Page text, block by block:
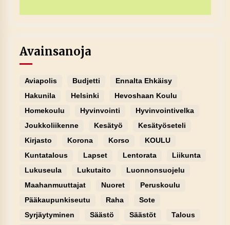
Avainsanoja
Aviapolis Budjetti
Ennalta Ehkäisy
Hakunila
Helsinki
Hevoshaan Koulu
Homekoulu
Hyvinvointi
Hyvinvointivelka
Joukkoliikenne
Kesätyö
Kesätyöseteli
Kirjasto
Korona Korso
KOULU
Kuntatalous
Lapset Lentorata
Liikunta
Lukuseula
Lukutaito
Luonnonsuojelu
Maahanmuuttajat
Nuoret
Peruskoulu
Pääkaupunkiseutu
Raha
Sote
Syrjäytyminen
Säästö Säästöt
Talous